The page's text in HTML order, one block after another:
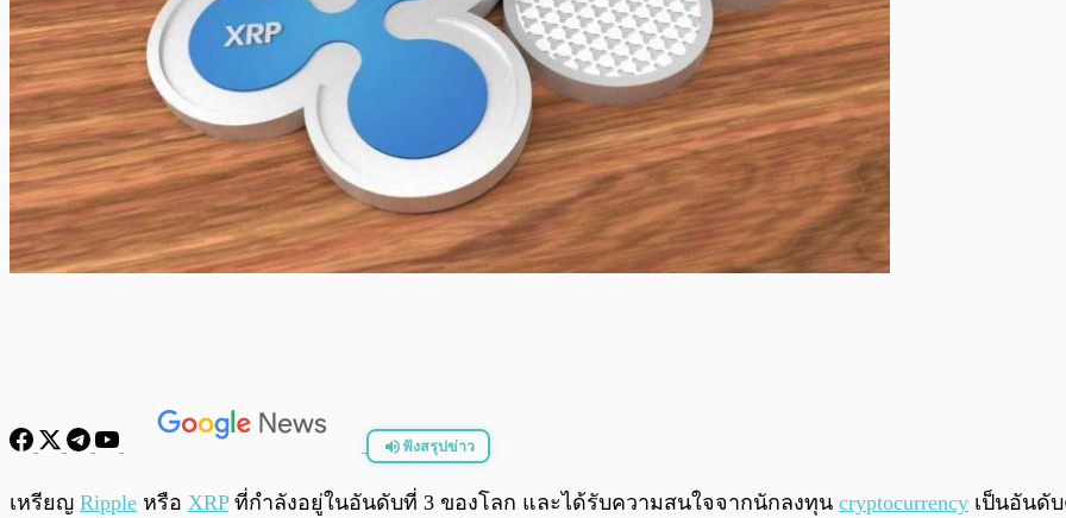
ฟังสรุปข่าว
พร้อมเล่น
เหรียญ Ripple หรือ XRPที่กำลังอยู่ในอันดับที่ 3 ของโลก และได้รับความสนใจจากนักลงทุน cryptocurrency เป็นอันดั